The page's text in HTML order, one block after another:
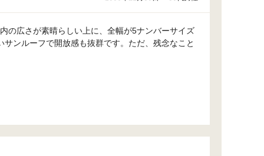
の広さが素晴らしい上に、全幅が5ナンバーサイズ
ンルーフで開放感も抜群です。ただ、残念なこと